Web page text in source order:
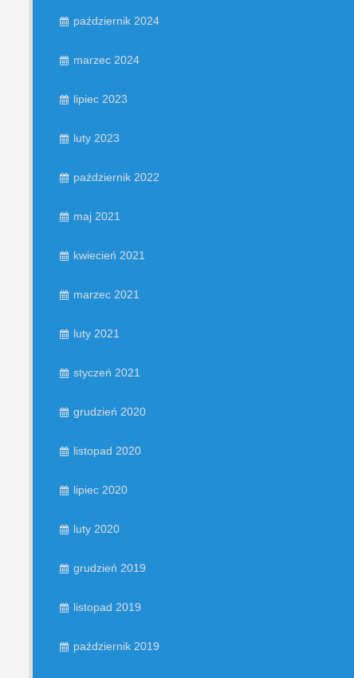
październik 2024
marzec 2024
lipiec 2023
luty 2023
październik 2022
maj 2021
kwiecień 2021
marzec 2021
luty 2021
styczeń 2021
grudzień 2020
listopad 2020
lipiec 2020
luty 2020
grudzień 2019
listopad 2019
październik 2019